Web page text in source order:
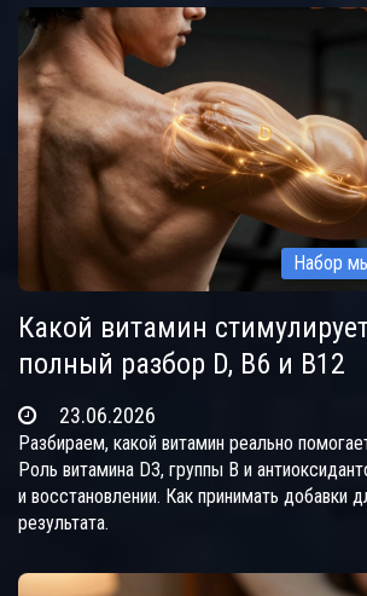
Набор
Какой витамин
полный разбор D, B6 и B12
23.06.2026
Разбираем, какой витамин реально
Роль витамина D3, группы B и
и восстановлении. Как принимать добавки
результата.